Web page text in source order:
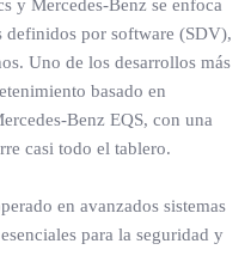
y Mercedes-Benz se enfoca
definidos por software (SDV),
Uno de los desarrollos más
basado en
Benz EQS, con una
casi todo el tablero.
en avanzados sistemas
para la seguridad y